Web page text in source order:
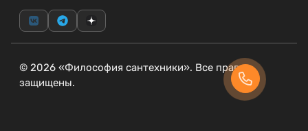
© 2026 «Философия сантехники». Все права
защищены.